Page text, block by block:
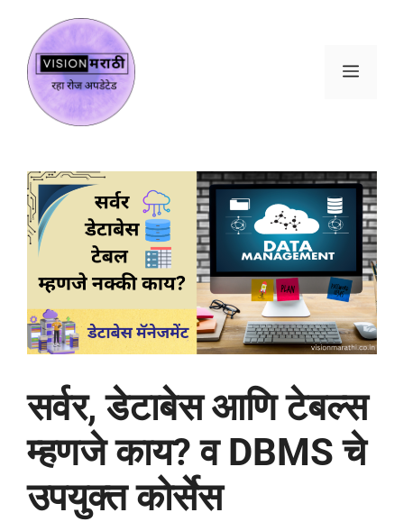
सर्वर, डेटाबेस आणि टेबल्स
म्हणजे काय? व DBMS चे
उपयुक्त कोर्सेस